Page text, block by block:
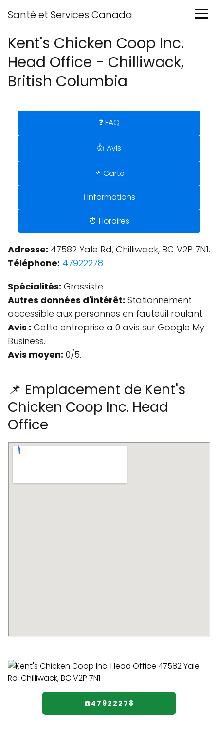
Santé et Services Canada
Kent's Chicken Coop Inc.
Head Office - Chilliwack,
British Columbia
❓ FAQ
👍 Avis
📌 Carte
ℹ️ Informations
⏰ Horaires
Adresse: 47582 Yale Rd, Chilliwack, BC V2P 7N1.
Téléphone: 47922278.
Spécialités: Grossiste.
Autres données d'intérêt: Stationnement
accessible aux personnes en fauteuil roulant.
Avis : Cette entreprise a 0 avis sur Google My
Business.
Avis moyen: 0/5.
📌 Emplacement de Kent's
Chicken Coop Inc. Head
Office
☎️47922278